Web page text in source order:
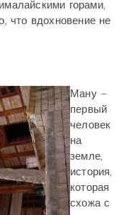
горами,
что вдохновение не
Ману –
первый
человек
на
земле,
история,
которая
схожа с